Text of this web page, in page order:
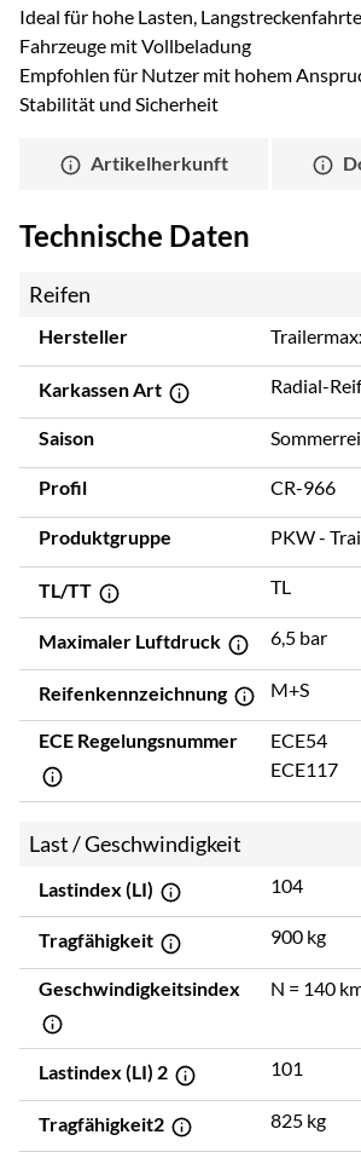
Ideal für hohe Lasten,
Fahrzeuge mit Vollbeladung
Empfohlen für Nutzer mit hohem
Stabilität und Sicherheit
Artikelherkunft
Technische Daten
Reifen
Hersteller
Karkassen Art Radial-
Saison
Profil CR-966
Produktgruppe PKW -
TL/TT TL
Maximaler Luftdruck 6,5 bar
Reifenkennzeichnung M+S
ECE Regelungsnummer
ECE54
ECE117
Last / Geschwindigkeit
Lastindex (LI) 104
Tragfähigkeit 900 kg
Geschwindigkeitsindex N = 140
Lastindex (LI) 2 101
Tragfähigkeit2 825 kg